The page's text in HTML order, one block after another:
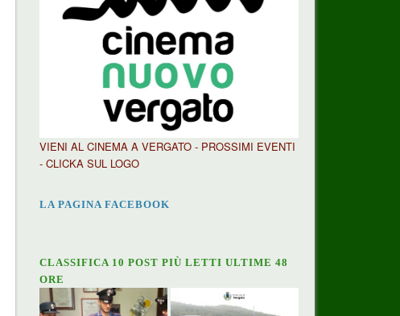
VIENI AL CINEMA A VERGATO - PROSSIMI EVENTI
- CLICKA SUL LOGO
LA PAGINA FACEBOOK
CLASSIFICA 10 POST PIÙ LETTI ULTIME 48
ORE